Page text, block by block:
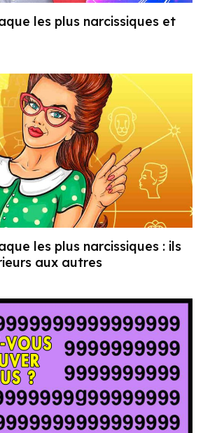
les plus narcissiques et
les plus narcissiques : ils
aux autres